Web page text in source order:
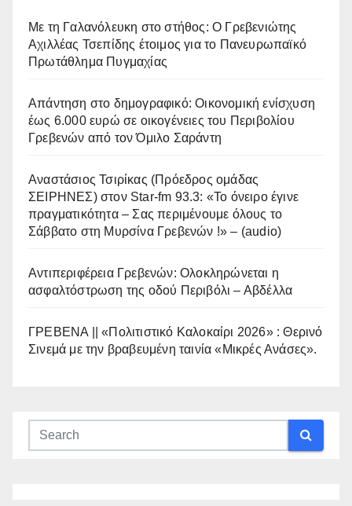
Με τη Γαλανόλευκη στο στήθος: Ο Γρεβενιώτης
Αχιλλέας Τσεπίδης έτοιμος για το Πανευρωπαϊκό
Πρωτάθλημα Πυγμαχίας
Απάντηση στο δημογραφικό: Οικονομική ενίσχυση
έως 6.000 ευρώ σε οικογένειες του Περιβολίου
Γρεβενών από τον Όμιλο Σαράντη
Αναστάσιος Τσιρίκας (Πρόεδρος ομάδας
ΣΕΙΡΗΝΕΣ) στον Star-fm 93.3: «Το όνειρο έγινε
πραγματικότητα – Σας περιμένουμε όλους το
Σάββατο στη Μυρσίνα Γρεβενών !» – (audio)
Αντιπεριφέρεια Γρεβενών: Ολοκληρώνεται η
ασφαλτόστρωση της οδού Περιβόλι – Αβδέλλα
ΓΡΕΒΕΝΑ || «Πολιτιστικό Καλοκαίρι 2026» : Θερινό
Σινεμά με την βραβευμένη ταινία «Μικρές Ανάσες».